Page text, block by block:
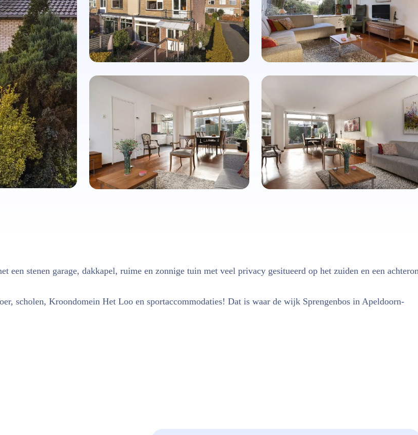
een stenen garage, dakkapel, ruime en zonnige tuin met veel privacy gesitueerd op het zuiden en een
scholen, Kroondomein Het Loo en sportaccommodaties! Dat is waar de wijk Sprengenbos in Apeldoorn-